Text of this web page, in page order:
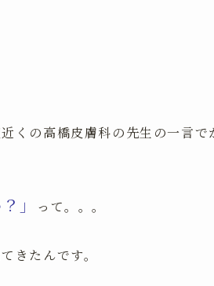
くの高橋皮膚科の先生の一言
」 って。。。
きたんです。